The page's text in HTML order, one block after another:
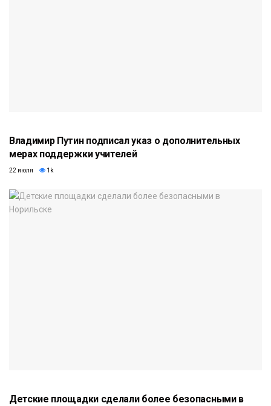
Владимир Путин подписал указ о дополнительных
мерах поддержки учителей
22 июля 1k
Детские площадки сделали более безопасными в